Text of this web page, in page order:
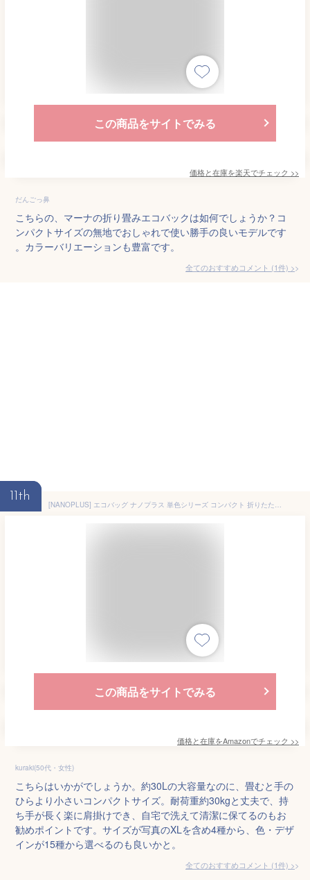
この商品をサイトでみる
価格と在庫を楽天でチェック >>
だんごっ鼻
こちらの、マーナの折り畳みエコバックは如何でしょうか？コ
ンパクトサイズの無地でおしゃれで使い勝手の良いモデルです
。カラーバリエーションも豊富です。
全てのおすすめコメント (1件) >
11th
[NANOPLUS] エコバッグ ナノプラス 単色シリーズ コンパクト 折りたたみ マチ付き 大容量 買い物 袋 軽量 おしゃれ 丈夫 マイバッグ 撥水 メンズ レディース (グレージュ, XL)
この商品をサイトでみる
価格と在庫をAmazonでチェック >>
kuraki(50代・女性)
こちらはいかがでしょうか。約30Lの大容量なのに、畳むと手の
ひらより小さいコンパクトサイズ。耐荷重約30kgと丈夫で、持
ち手が長く楽に肩掛けでき、自宅で洗えて清潔に保てるのもお
勧めポイントです。サイズが写真のXLを含め4種から、色・デザ
インが15種から選べるのも良いかと。
全てのおすすめコメント (1件) >